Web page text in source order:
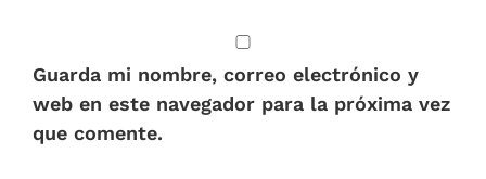
Guarda mi nombre, correo electrónico y
web en este navegador para la próxima vez
que comente.